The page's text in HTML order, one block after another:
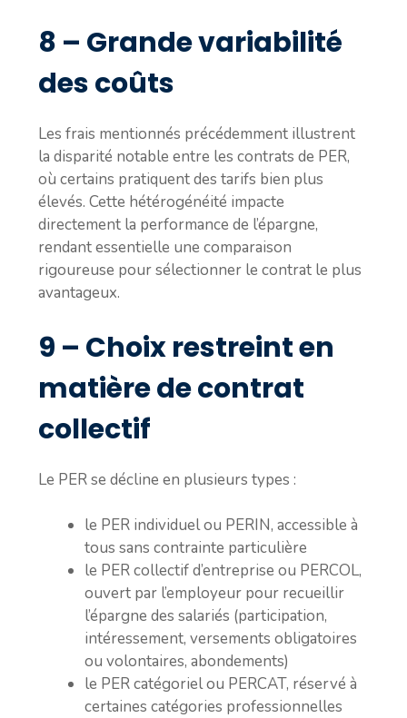
8 – Grande variabilité
des coûts
Les frais mentionnés précédemment illustrent
la disparité notable entre les contrats de PER,
où certains pratiquent des tarifs bien plus
élevés. Cette hétérogénéité impacte
directement la performance de l’épargne,
rendant essentielle une comparaison
rigoureuse pour sélectionner le contrat le plus
avantageux.
9 – Choix restreint en
matière de contrat
collectif
Le PER se décline en plusieurs types :
le PER individuel ou PERIN, accessible à
tous sans contrainte particulière
le PER collectif d’entreprise ou PERCOL,
ouvert par l’employeur pour recueillir
l’épargne des salariés (participation,
intéressement, versements obligatoires
ou volontaires, abondements)
le PER catégoriel ou PERCAT, réservé à
certaines catégories professionnelles